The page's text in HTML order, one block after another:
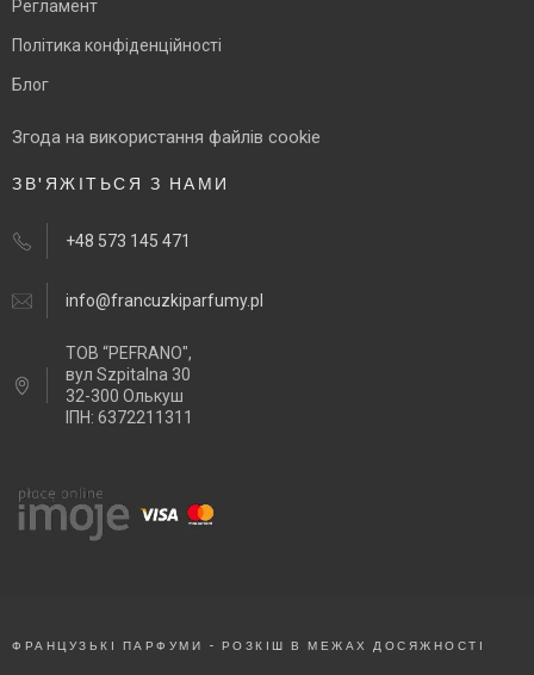
Регламент
Політика конфіденційності
Блог
Згода на використання файлів cookie
ЗВ'ЯЖІТЬСЯ З НАМИ
+48 573 145 471
info@francuzkiparfumy.pl
ТОВ “PEFRANO",
вул Szpitalna 30
32-300 Олькуш
ІПН: 6372211311
ФРАНЦУЗЬКІ ПАРФУМИ - РОЗКІШ В МЕЖАХ ДОСЯЖНОСТІ